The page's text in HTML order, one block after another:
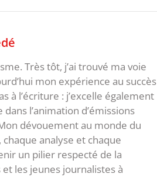
Très tôt, j’ai trouvé ma voie
mon expérience au succès
à l’écriture : j’excelle également
l’animation d’émissions
dévouement au monde du
analyse et chaque
un pilier respecté de la
les jeunes journalistes à